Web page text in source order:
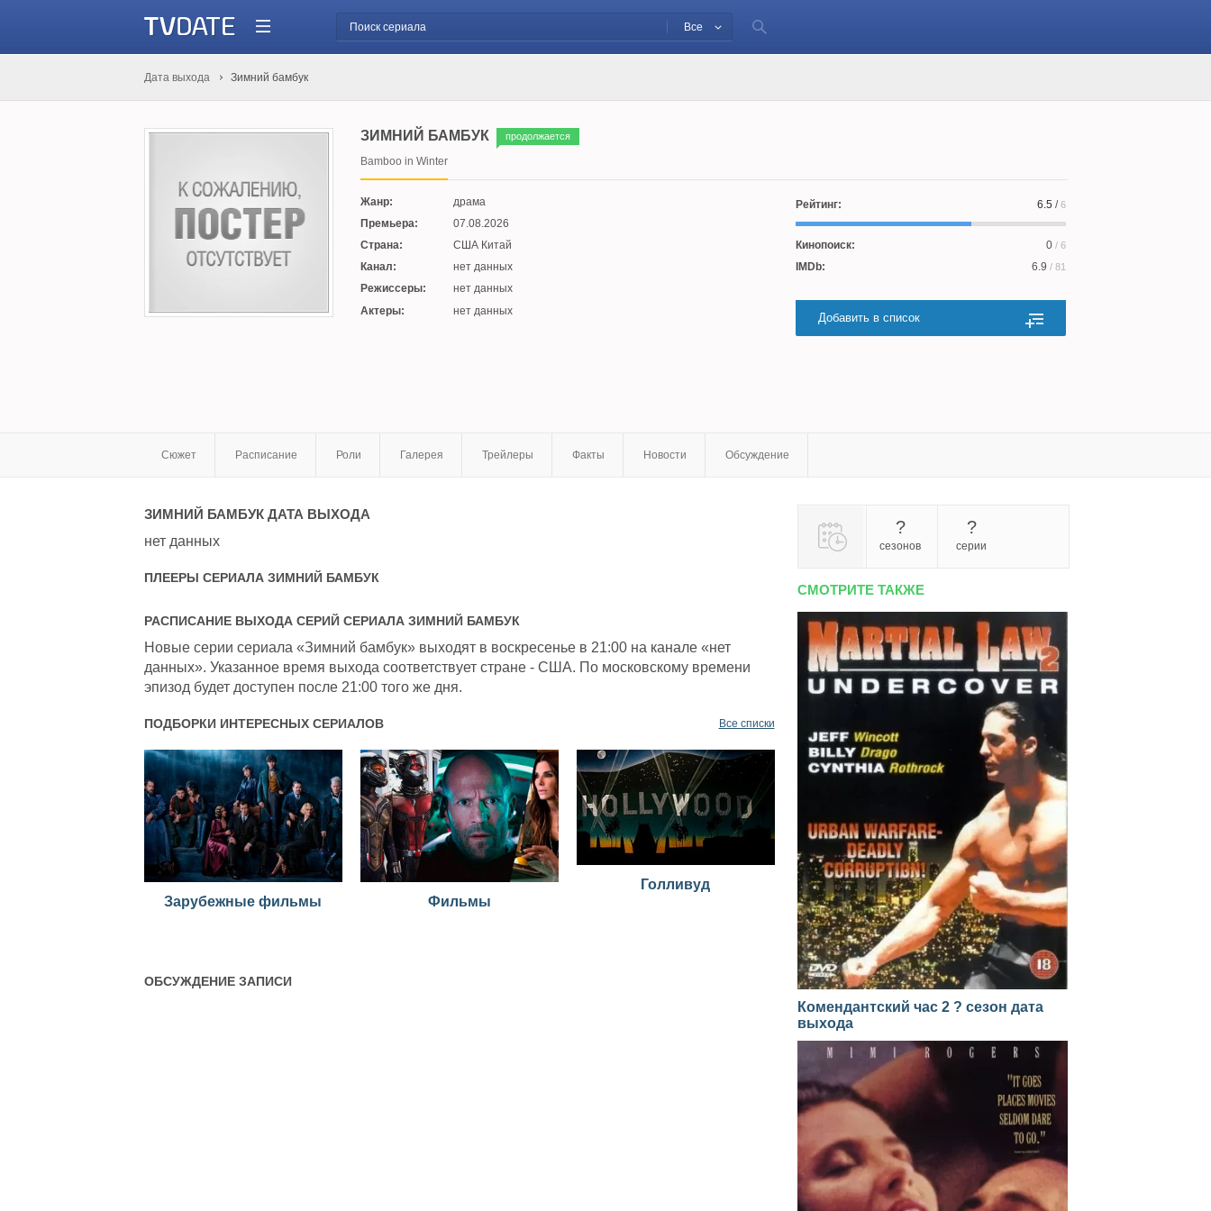
Все
Дата выхода Зимний бамбук
ЗИМНИЙ БАМБУК продолжается
Bamboo in Winter
Жанр:
драма
Премьера:
07.08.2026
Страна:
США Китай
Канал:
нет данных
Режиссеры:
нет данных
Актеры:
нет данных
Рейтинг: 6.5 /6
Кинопоиск: 0 / 6
IMDb: 6.9 / 81
Добавить в список
Сюжет Расписание Роли Галерея Трейлеры Факты Новости Обсуждение
ЗИМНИЙ БАМБУКДАТА ВЫХОДА
нет данных
ПЛЕЕРЫ СЕРИАЛА ЗИМНИЙ БАМБУК
РАСПИСАНИЕ ВЫХОДА СЕРИЙ СЕРИАЛА ЗИМНИЙ БАМБУК
Новые серии сериала «Зимний бамбук» выходят в воскресенье в 21:00 на канале «нет
данных». Указанное время выхода соответствует стране - США. По московскому времени
эпизод будет доступен после 21:00 того же дня.
ПОДБОРКИ ИНТЕРЕСНЫХ СЕРИАЛОВ Все списки
Зарубежные фильмы Фильмы
Голливуд
ОБСУЖДЕНИЕ ЗАПИСИ
?
сезонов
?
серии
СМОТРИТЕ ТАКЖЕ
Комендантский час 2 ? сезон дата
выхода